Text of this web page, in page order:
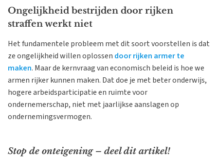
Ongelijkheid bestrijden door rijken
straffen werkt niet
Het fundamentele probleem met dit soort voorstellen is dat
ze ongelijkheid willen oplossen door rijken armer te
maken. Maar de kernvraag van economisch beleid is hoe we
armen rijker kunnen maken. Dat doe je met beter onderwijs,
hogere arbeidsparticipatie en ruimte voor
ondernemerschap, niet met jaarlijkse aanslagen op
ondernemingsvermogen.
Stop de onteigening – deel dit artikel!